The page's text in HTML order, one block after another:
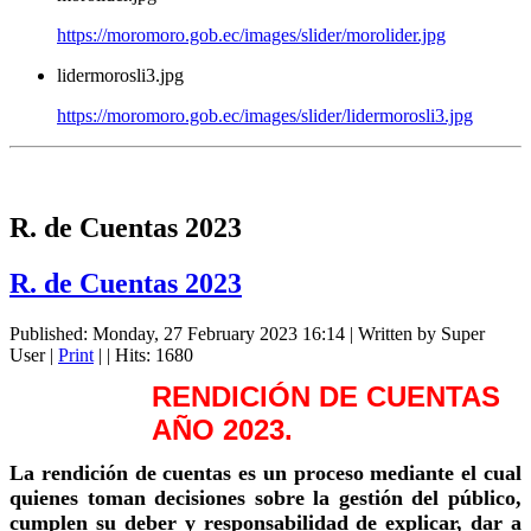
https://moromoro.gob.ec/images/slider/morolider.jpg
lidermorosli3.jpg
https://moromoro.gob.ec/images/slider/lidermorosli3.jpg
R. de Cuentas 2023
R. de Cuentas 2023
Published: Monday, 27 February 2023 16:14 | Written by Super
User| Print | | Hits: 1680
RENDICIÓN DE CUENTAS
AÑO 2023.
La rendición de cuentas es un proceso mediante el cual
quienes toman decisiones sobre la gestión del público,
cumplen su deber y responsabilidad de explicar, dar a